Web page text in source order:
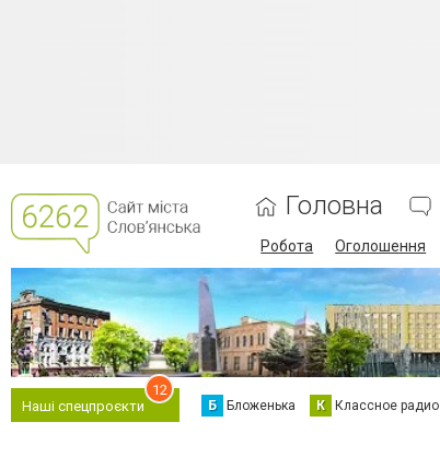
Головна
Робота Оголошення
Наші спецпроєкти
12
Б Бложенька К Классное радио